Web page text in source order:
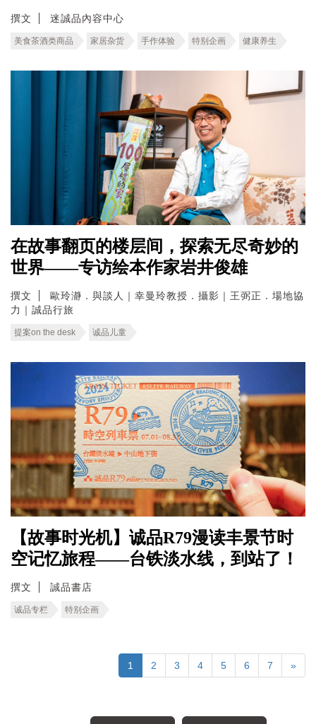
撰文 迷誠品內容中心
美食茶酒类商品 家居杂货 手作体验 特别企画 健康养生
在故事翻页的楼层间，探索无尽奇妙的
世界——专访绘本作家岩井俊雄
撰文
歐玲瀞．與談人｜幸曼玲教授．攝影｜王弼正．場地協
力｜誠品行旅
提案on the desk 诚品儿童
【故事时光机】诚品R79漫读丰景节时
空记忆旅程――台铁淡水线，到站了！
撰文 誠品書店
诚品专栏 特别企画
1 2 3 4 5 6 7 »